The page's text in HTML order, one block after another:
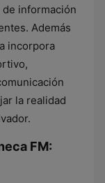
información
Además
incorpora
la realidad
FM: